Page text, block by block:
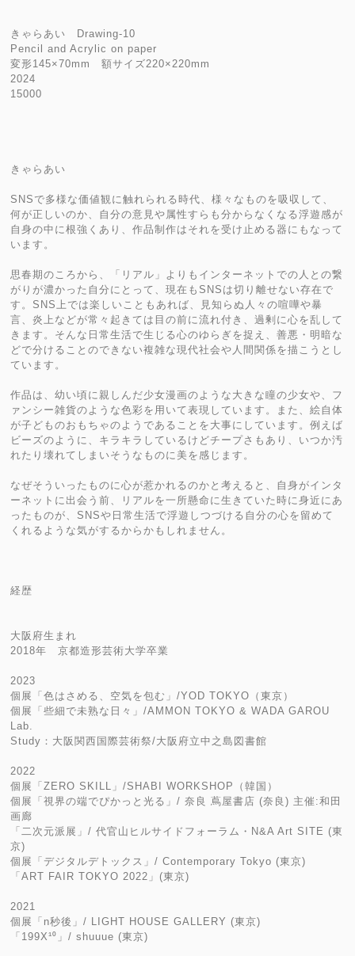
きゃらあい Drawing-10
Pencil and Acrylic on paper
変形145×70mm 額サイズ220×220mm
2024
15000
きゃらあい
SNSで多様な価値観に触れられる時代、様々なものを吸収して、
何が正しいのか、自分の意見や属性すらも分からなくなる浮遊感が
自身の中に根強くあり、作品制作はそれを受け止める器にもなって
います。
思春期のころから、「リアル」よりもインターネットでの人との繋
がりが濃かった自分にとって、現在もSNSは切り離せない存在で
す。SNS上では楽しいこともあれば、見知らぬ人々の喧嘩や暴
言、炎上などが常々起きては目の前に流れ付き、過剰に心を乱して
きます。そんな日常生活で生じる心のゆらぎを捉え、善悪・明暗な
どで分けることのできない複雑な現代社会や人間関係を描こうとし
ています。
作品は、幼い頃に親しんだ少女漫画のような大きな瞳の少女や、フ
ァンシー雑貨のような色彩を用いて表現しています。また、絵自体
が子どものおもちゃのようであることを大事にしています。例えば
ビーズのように、キラキラしているけどチープさもあり、いつか汚
れたり壊れてしまいそうなものに美を感じます。
なぜそういったものに心が惹かれるのかと考えると、自身がインタ
ーネットに出会う前、リアルを一所懸命に生きていた時に身近にあ
ったものが、SNSや日常生活で浮遊しつづける自分の心を留めて
くれるような気がするからかもしれません。
経歴
大阪府生まれ
2018年 京都造形芸術大学卒業
2023
個展「色はさめる、空気を包む」/YOD TOKYO（東京）
個展「些細で未熟な日々」/AMMON TOKYO & WADA GAROU
Lab.
Study：大阪関西国際芸術祭/大阪府立中之島図書館
2022
個展「ZERO SKILL」/SHABI WORKSHOP（韓国）
個展「視界の端でぴかっと光る」/ 奈良 蔦屋書店 (奈良) 主催:和田
画廊
「二次元派展」/ 代官山ヒルサイドフォーラム・N&A Art SITE (東
京)
個展「デジタルデトックス」/ Contemporary Tokyo (東京)
「ART FAIR TOKYO 2022」(東京)
2021
個展「n秒後」/ LIGHT HOUSE GALLERY (東京)
「199X¹⁰」/ shuuue (東京)